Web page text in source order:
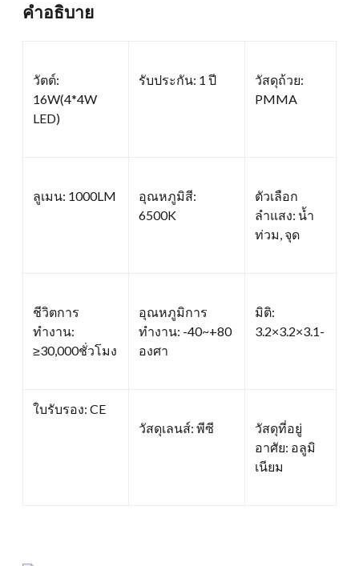
คำอธิบาย
วัตต์:
16W(4*4W
LED)
รับประกัน: 1 ปี
วัสดุถ้วย:
PMMA
ลูเมน: 1000LM
อุณหภูมิสี:
6500K
ตัวเลือก
ลำแสง: น้ำ
ท่วม, จุด
ชีวิตการ
ทำงาน:
≥30,000ชั่วโมง
อุณหภูมิการ
ทำงาน: -40~+80
องศา
มิติ:
3.2×3.2×3.1-
ใบรับรอง: CE
วัสดุเลนส์: พีซี
วัสดุที่อยู่
อาศัย: อลูมิ
เนียม